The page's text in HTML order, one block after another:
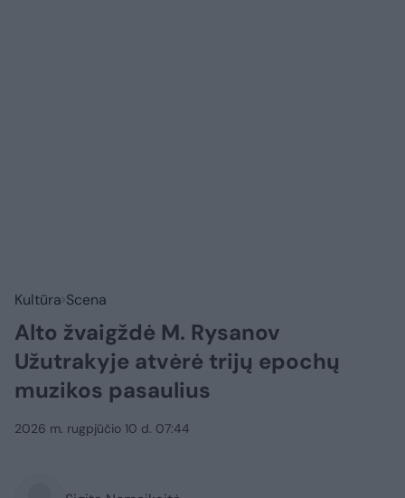
Kultūra Scena
Alto žvaigždė M. Rysanov
Užutrakyje atvėrė trijų epochų
muzikos pasaulius
2026 m. rugpjūčio 10 d. 07:44